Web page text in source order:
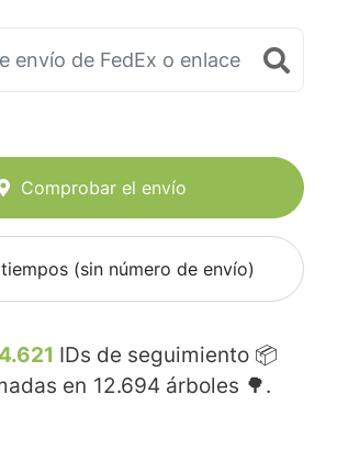
Comprobar el envío
(sin número de envío)
IDs de seguimiento 📦
en 12.694 árboles 🌳.